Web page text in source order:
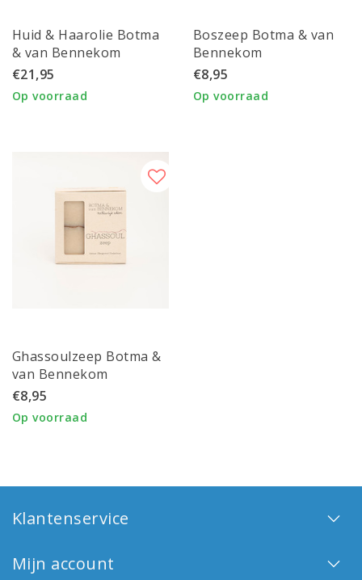
Huid & Haarolie Botma
& van Bennekom
€21,95
Op voorraad
Boszeep Botma & van
Bennekom
€8,95
Op voorraad
Ghassoulzeep Botma &
van Bennekom
€8,95
Op voorraad
Klantenservice
Mijn account